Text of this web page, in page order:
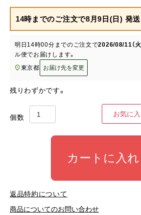
14時までのご注文で8月9日(日) 発送
明日 14時00分 までのご注文で2026/08/11（火
ル便でお届けします。
東京都
お届け先を変更
残りわずかです。
お気に
カートに入れ
返品特約について
商品についてのお問い合わせ